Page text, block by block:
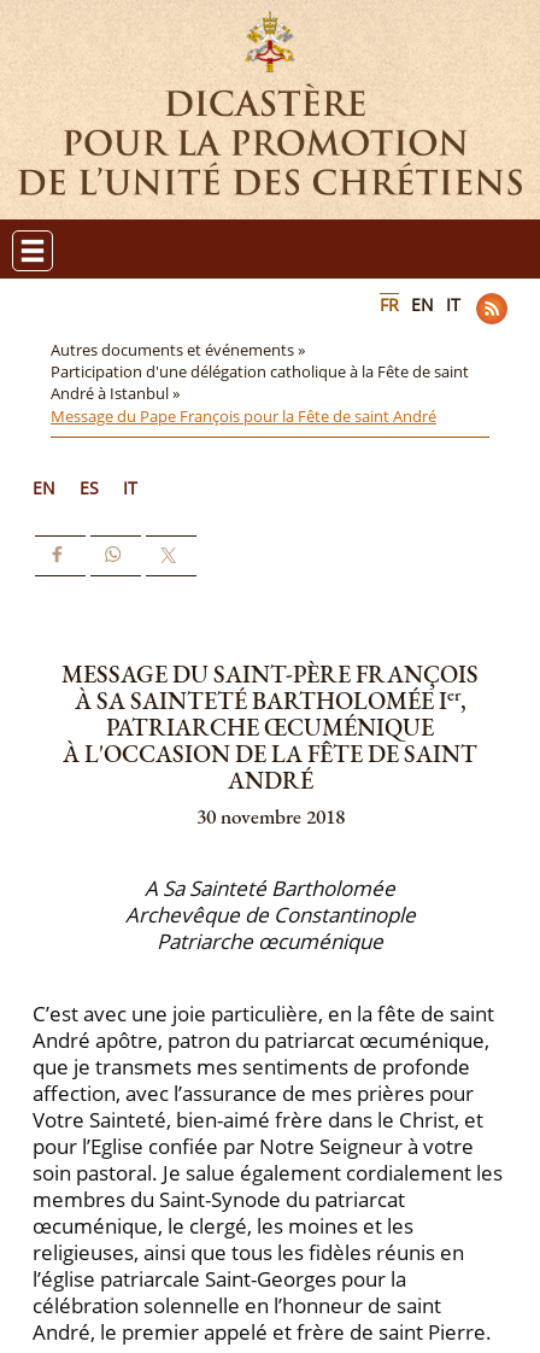
FR EN IT
Autres documents et événements »
Participation d'une délégation catholique à la Fête de saint
André à Istanbul »
Message du Pape François pour la Fête de saint André
EN ES IT
MESSAGE DU SAINT-PÈRE FRANÇOIS
À SA SAINTETÉ BARTHOLOMÉE Ier,
PATRIARCHE ŒCUMÉNIQUE
À L'OCCASION DE LA FÊTE DE SAINT
ANDRÉ
30 novembre 2018
A Sa Sainteté Bartholomée
Archevêque de Constantinople
Patriarche œcuménique
C’est avec une joie particulière, en la fête de saint
André apôtre, patron du patriarcat œcuménique,
que je transmets mes sentiments de profonde
affection, avec l’assurance de mes prières pour
Votre Sainteté, bien-aimé frère dans le Christ, et
pour l’Eglise confiée par Notre Seigneur à votre
soin pastoral. Je salue également cordialement les
membres du Saint-Synode du patriarcat
œcuménique, le clergé, les moines et les
religieuses, ainsi que tous les fidèles réunis en
l’église patriarcale Saint-Georges pour la
célébration solennelle en l’honneur de saint
André, le premier appelé et frère de saint Pierre.